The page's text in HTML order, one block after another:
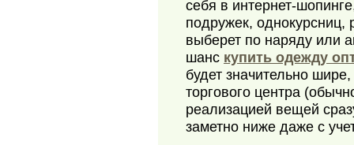
себя в интернет-
подружек, однокурсниц,
выберет по наряду или
шанс купить одежду
будет значительно
торгового центра
реализацией вещей
заметно ниже даже с